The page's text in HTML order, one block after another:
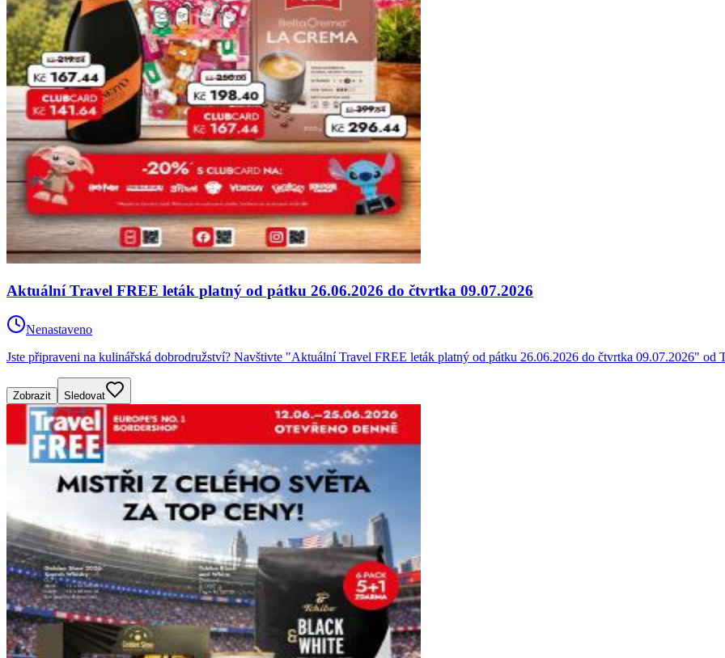
Aktuální Travel FREE leták platný od pátku 26.06.2026 do čtvrtka 09.07.2026
Nenastaveno
Jste připraveni na kulinářská dobrodružství? Navštivte "Aktuální Travel FREE leták platný od pátku 26.06.2026 do čtvrtka 09.07.2026" od
Zobrazit Sledovat